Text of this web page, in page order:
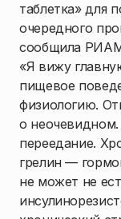
таблетка» для
очередного
сообщила
«Я вижу
пищевое
физиологию.
о
переедание.
грелин —
не может не